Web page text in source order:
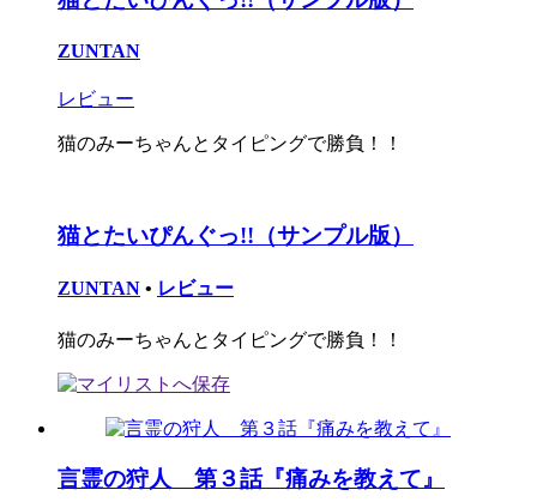
ZUNTAN
レビュー
猫のみーちゃんとタイピングで勝負！！
猫とたいぴんぐっ!!（サンプル版）
ZUNTAN • レビュー
猫のみーちゃんとタイピングで勝負！！
言霊の狩人 第３話『痛みを教えて』